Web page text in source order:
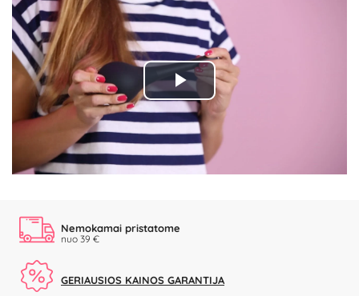
Play
Video
Nemokamai pristatome
nuo 39 €
GERIAUSIOS KAINOS GARANTIJA